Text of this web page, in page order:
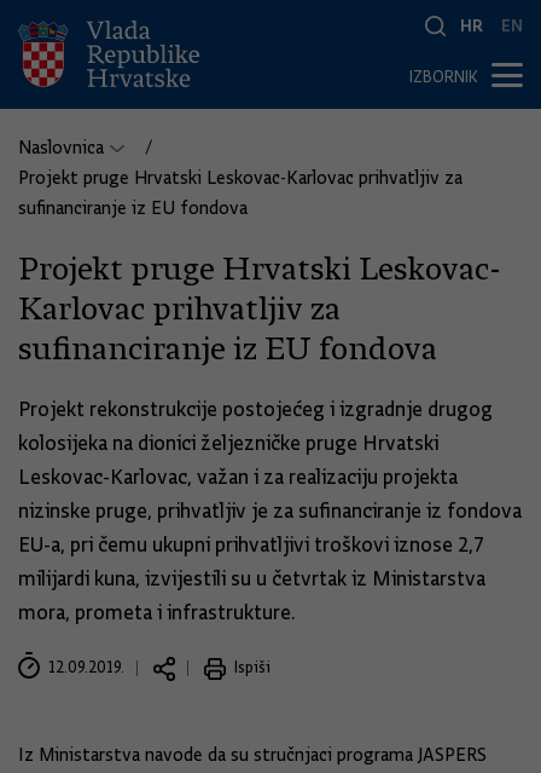
HR EN
IZBORNIK
Naslovnica
Projekt pruge Hrvatski Leskovac-Karlovac prihvatljiv za
sufinanciranje iz EU fondova
Projekt pruge Hrvatski Leskovac-
Karlovac prihvatljiv za
sufinanciranje iz EU fondova
Projekt rekonstrukcije postojećeg i izgradnje drugog
kolosijeka na dionici željezničke pruge Hrvatski
Leskovac-Karlovac, važan i za realizaciju projekta
nizinske pruge, prihvatljiv je za sufinanciranje iz fondova
EU-a, pri čemu ukupni prihvatljivi troškovi iznose 2,7
milijardi kuna, izvijestili su u četvrtak iz Ministarstva
mora, prometa i infrastrukture.
12.09.2019. Ispiši
Iz Ministarstva navode da su stručnjaci programa JASPERS